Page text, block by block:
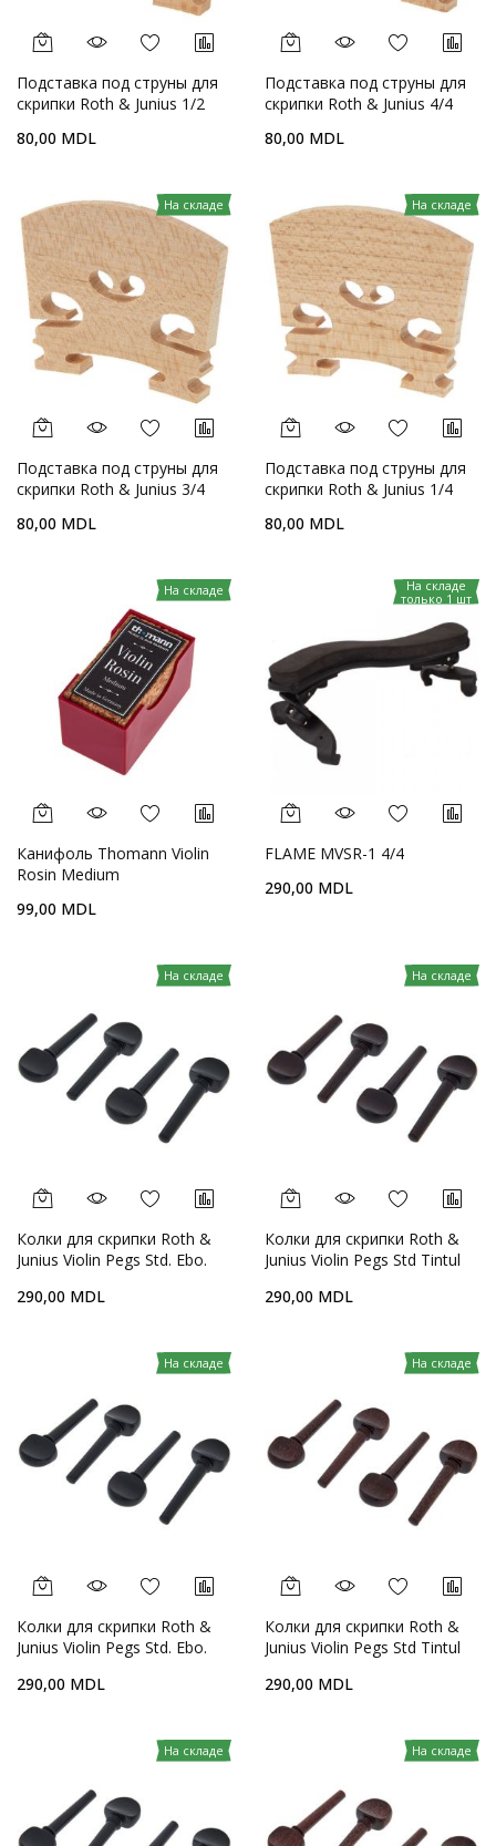
Подставка под струны для
скрипки Roth & Junius 1/2
80,00 MDL
Подставка под струны для
скрипки Roth & Junius 4/4
80,00 MDL
На складе
Подставка под струны для
скрипки Roth & Junius 3/4
80,00 MDL
На складе
Подставка под струны для
скрипки Roth & Junius 1/4
80,00 MDL
На складе
Канифоль Thomann Violin
Rosin Medium
99,00 MDL
На складе
только 1 шт
FLAME MVSR-1 4/4
290,00 MDL
На складе
Колки для скрипки Roth &
Junius Violin Pegs Std. Ebo.
290,00 MDL
На складе
Колки для скрипки Roth &
Junius Violin Pegs Std Tintul
290,00 MDL
На складе
Колки для скрипки Roth &
Junius Violin Pegs Std. Ebo.
290,00 MDL
На складе
Колки для скрипки Roth &
Junius Violin Pegs Std Tintul
290,00 MDL
На складе На складе